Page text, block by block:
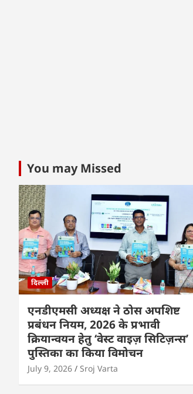
You may Missed
दिल्ली
एनडीएमसी अध्यक्ष ने ठोस अपशिष्ट
प्रबंधन नियम, 2026 के प्रभावी
क्रियान्वयन हेतु ‘वेस्ट वाइज़ सिटिज़न्स’
पुस्तिका का किया विमोचन
July 9, 2026 Sroj Varta